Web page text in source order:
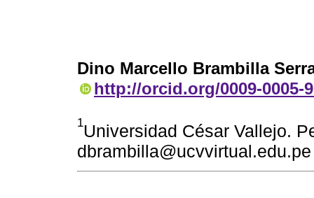
Dino Marcello Brambilla
http://orcid.org/0009-0005-
1Universidad César Vallejo.
dbrambilla@ucvvirtual.edu.pe